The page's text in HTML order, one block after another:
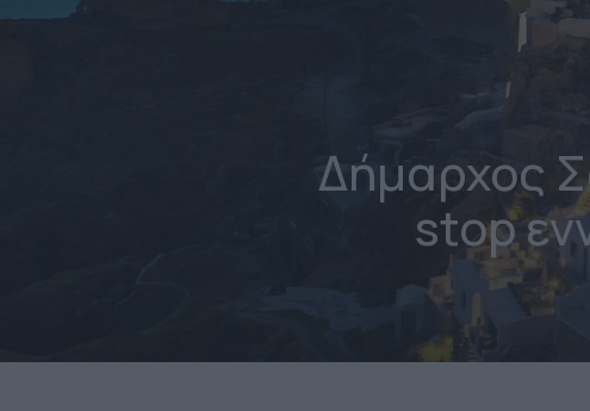
Δήμαρχος
stop